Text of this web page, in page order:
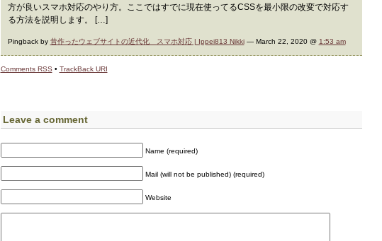
方が良いスマホ対応のやり方。ここではすでに現在使ってるCSSを最小限の改変で対応す
る方法を説明します。 […]
Pingback by 昔作ったウェブサイトの近代化 スマホ対応 | Ippei813 Nikki— March 22, 2020 @ 1:53 am
Comments RSS • TrackBack URI
Leave a comment
Name (required)
Mail (will not be published) (required)
Website